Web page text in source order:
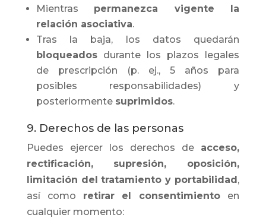
Mientras permanezca vigente la
relación asociativa.
Tras la baja, los datos quedarán
bloqueadosdurante los plazos legales
de prescripción (p. ej., 5 años para
posibles responsabilidades) y
posteriormente suprimidos.
9. Derechos de las personas
Puedes ejercer los derechos de acceso,
rectificación, supresión, oposición,
limitación del tratamiento y portabilidad,
así como retirar el consentimiento en
cualquier momento: